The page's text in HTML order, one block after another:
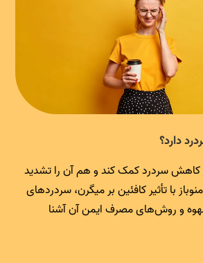
دارد؟
کاهش سردرد کمک کند و هم آن را تشدید
با تأثیر کافئین بر میگرن، سردردهای
و روش‌های مصرف ایمن آن آشنا